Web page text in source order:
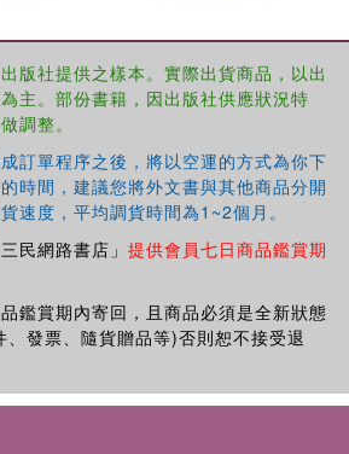
版社提供之樣本。實際出貨商品，以出
主。部份書籍，因出版社供應狀況特
調整。
訂單程序之後，將以空運的方式為你下
時間，建議您將外文書與其他商品分開
速度，平均調貨時間為1~2個月。
民網路書店」 提供會員七日商品鑑賞期
鑑賞期內寄回，且商品必須是全新狀態
發票、隨貨贈品等)否則恕不接受退